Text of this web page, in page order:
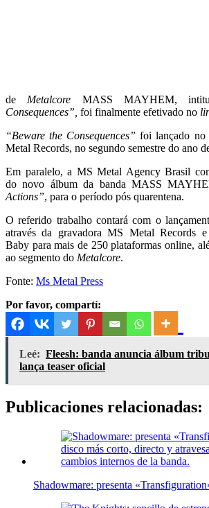
de Metalcore MASS MAYHEM,
Consequences”, foi finalmente efetivado no
“Beware the Consequences”foi lançado no
Metal Records, no segundo semestre do ano
Em paralelo, a MS Metal Agency Brasil
do novo álbum da banda MASS
Actions”, para o período pós quarentena.
O referido trabalho contará com o
através da gravadora MS Metal Records
Baby para mais de 250 plataformas online,
ao segmento do Metalcore.
Fonte: Ms Metal Press
Por favor, compartí:
Leé: Fleesh: banda anuncia álbum
lança teaser oficial
Publicaciones relacionadas:
Shadowmare: presenta